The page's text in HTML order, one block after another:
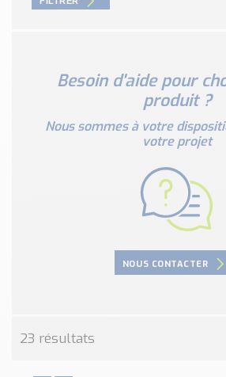
Conseils et Actualités
Contact & Devis
Devis, Tarifs, Renseignements
Besoin d'aide pour
produit ?
Nous sommes à votre
votre projet
NOUS CONTACTER
23 résultats